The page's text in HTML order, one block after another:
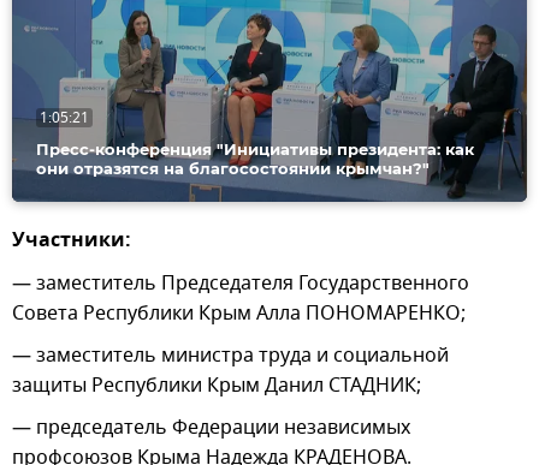
Воспроизвести
видео
Пресс-конференция "Инициативы президента: как
они отразятся на благосостоянии крымчан?"
1:05:21
Участники:
— заместитель Председателя Государственного
Совета Республики Крым Алла ПОНОМАРЕНКО;
— заместитель министра труда и социальной
защиты Республики Крым Данил СТАДНИК;
— председатель Федерации независимых
профсоюзов Крыма Надежда КРАДЕНОВА.